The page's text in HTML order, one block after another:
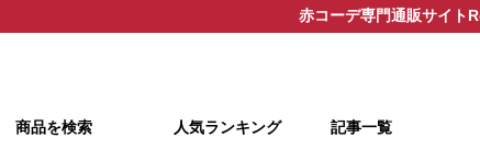
赤コーデ専門通販サイト
商品を検索 人気ランキング 記事一覧